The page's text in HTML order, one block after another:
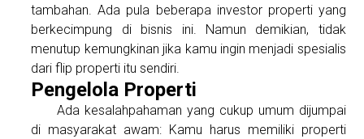
tambahan. Ada pula beberapa investor properti yang
berkecimpung di bisnis ini. Namun demikian, tidak
menutup kemungkinan jika kamu ingin menjadi spesialis
dari flip properti itu sendiri.
Pengelola Properti
Ada kesalahpahaman yang cukup umum dijumpai
di masyarakat awam: Kamu harus memiliki properti